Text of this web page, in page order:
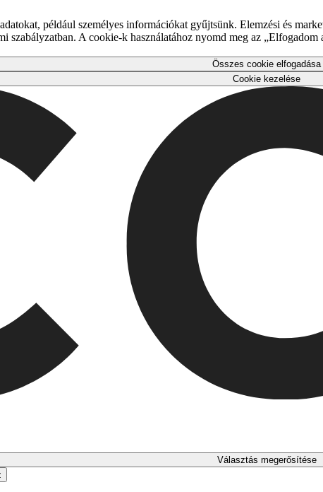
például személyes információkat gyűjtsünk. Elemzési és
szabályzatban. A cookie-k használatához nyomd meg az „Elfogadom
Összes cookie elfogadása
Cookie kezelése
Választás megerősítése